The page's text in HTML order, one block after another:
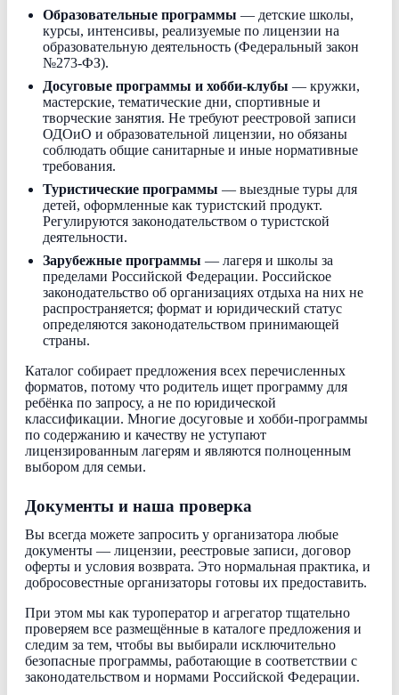
Образовательные программы — детские школы,
курсы, интенсивы, реализуемые по лицензии на
образовательную деятельность (Федеральный закон
№273-ФЗ).
Досуговые программы и хобби-клубы — кружки,
мастерские, тематические дни, спортивные и
творческие занятия. Не требуют реестровой записи
ОДОиО и образовательной лицензии, но обязаны
соблюдать общие санитарные и иные нормативные
требования.
Туристические программы — выездные туры для
детей, оформленные как туристский продукт.
Регулируются законодательством о туристской
деятельности.
Зарубежные программы — лагеря и школы за
пределами Российской Федерации. Российское
законодательство об организациях отдыха на них не
распространяется; формат и юридический статус
определяются законодательством принимающей
страны.
Каталог собирает предложения всех перечисленных
форматов, потому что родитель ищет программу для
ребёнка по запросу, а не по юридической
классификации. Многие досуговые и хобби-программы
по содержанию и качеству не уступают
лицензированным лагерям и являются полноценным
выбором для семьи.
Документы и наша проверка
Вы всегда можете запросить у организатора любые
документы — лицензии, реестровые записи, договор
оферты и условия возврата. Это нормальная практика, и
добросовестные организаторы готовы их предоставить.
При этом мы как туроператор и агрегатор тщательно
проверяем все размещённые в каталоге предложения и
следим за тем, чтобы вы выбирали исключительно
безопасные программы, работающие в соответствии с
законодательством и нормами Российской Федерации.